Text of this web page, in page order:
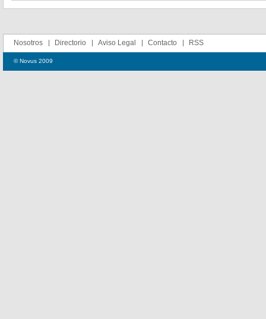
Nosotros Directorio Aviso Legal Contacto RSS
© Novus 2009